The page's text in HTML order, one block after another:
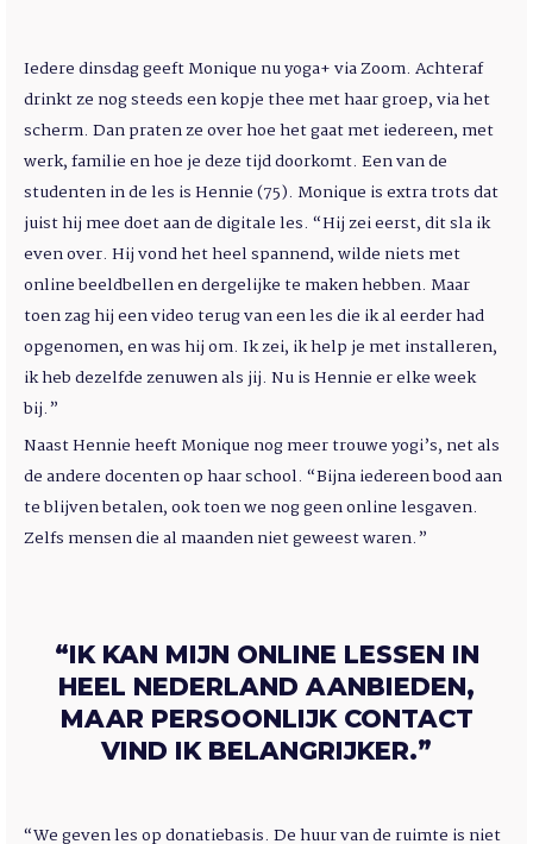
Iedere dinsdag geeft Monique nu yoga+ via Zoom. Achteraf
drinkt ze nog steeds een kopje thee met haar groep, via het
scherm. Dan praten ze over hoe het gaat met iedereen, met
werk, familie en hoe je deze tijd doorkomt. Een van de
studenten in de les is Hennie (75). Monique is extra trots dat
juist hij mee doet aan de digitale les. “Hij zei eerst, dit sla ik
even over. Hij vond het heel spannend, wilde niets met
online beeldbellen en dergelijke te maken hebben. Maar
toen zag hij een video terug van een les die ik al eerder had
opgenomen, en was hij om. Ik zei, ik help je met installeren,
ik heb dezelfde zenuwen als jij. Nu is Hennie er elke week
bij.”
Naast Hennie heeft Monique nog meer trouwe yogi’s, net als
de andere docenten op haar school. “Bijna iedereen bood aan
te blijven betalen, ook toen we nog geen online lesgaven.
Zelfs mensen die al maanden niet geweest waren.”
“IK KAN MIJN ONLINE LESSEN IN
HEEL NEDERLAND AANBIEDEN,
MAAR PERSOONLIJK CONTACT
VIND IK BELANGRIJKER.”
“We geven les op donatiebasis. De huur van de ruimte is niet